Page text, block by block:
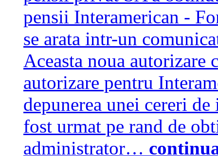
pensii Interamerican -
se arata intr-un
Aceasta noua autorizare
autorizare pentru
depunerea unei cereri
fost urmat pe rand de
administrator…